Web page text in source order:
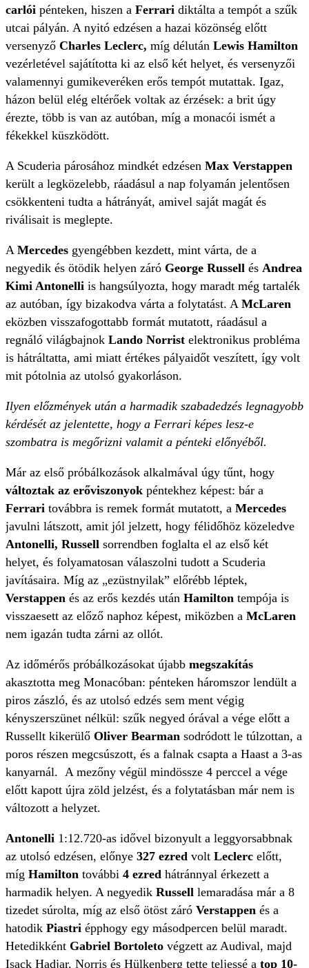
carlói pénteken, hiszen a Ferrari diktálta a tempót a szűk
utcai pályán. A nyitó edzésen a hazai közönség előtt
versenyző Charles Leclerc, míg délután Lewis Hamilton
vezérletével sajátította ki az első két helyet, és versenyzői
valamennyi gumikeveréken erős tempót mutattak. Igaz,
házon belül elég eltérőek voltak az érzések: a brit úgy
érezte, több is van az autóban, míg a monacói ismét a
fékekkel küszködött.
A Scuderia párosához mindkét edzésen Max Verstappen
került a legközelebb, ráadásul a nap folyamán jelentősen
csökkenteni tudta a hátrányát, amivel saját magát és
riválisait is meglepte.
A Mercedes gyengébben kezdett, mint várta, de a
negyedik és ötödik helyen záró George Russell és Andrea
Kimi Antonelli is hangsúlyozta, hogy maradt még tartalék
az autóban, így bizakodva várta a folytatást. A McLaren
eközben visszafogottabb formát mutatott, ráadásul a
regnáló világbajnok Lando Norrist elektronikus probléma
is hátráltatta, ami miatt értékes pályaidőt veszített, így volt
mit pótolnia az utolsó gyakorláson.
Ilyen előzmények után a harmadik szabadedzés legnagyobb
kérdését az jelentette, hogy a Ferrari képes lesz-e
szombatra is megőrizni valamit a pénteki előnyéből.
Már az első próbálkozások alkalmával úgy tűnt, hogy
változtak az erőviszonyok péntekhez képest: bár a
Ferrari továbbra is remek formát mutatott, a Mercedes
javulni látszott, amit jól jelzett, hogy félidőhöz közeledve
Antonelli, Russell sorrendben foglalta el az első két
helyet, és folyamatosan válaszolni tudott a Scuderia
javításaira. Míg az „ezüstnyilak” előrébb léptek,
Verstappen és az erős kezdés után Hamilton tempója is
visszaesett az előző naphoz képest, miközben a McLaren
nem igazán tudta zárni az ollót.
Az időmérős próbálkozásokat újabb megszakítás
akasztotta meg Monacóban: pénteken háromszor lendült a
piros zászló, és az utolsó edzés sem ment végig
kényszerszünet nélkül: szűk negyed órával a vége előtt a
Russellt kikerülő Oliver Bearman sodródott le túlzottan, a
poros részen megcsúszott, és a falnak csapta a Haast a 3-as
kanyarnál. A mezőny végül mindössze 4 perccel a vége
előtt kapott újra zöld jelzést, és a folytatásban már nem is
változott a helyzet.
Antonelli 1:12.720-as idővel bizonyult a leggyorsabbnak
az utolsó edzésen, előnye 327 ezred volt Leclerc előtt,
míg Hamilton további 4 ezred hátránnyal érkezett a
harmadik helyen. A negyedik Russell lemaradása már a 8
tizedet súrolta, míg az első ötöst záró Verstappen és a
hatodik Piastri épphogy egy másodpercen belül maradt.
Hetedikként Gabriel Bortoleto végzett az Audival, majd
Isack Hadjar, Norris és Hülkenberg tette teljessé a top 10-